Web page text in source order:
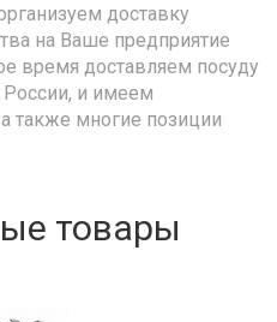
доставку
на Ваше предприятие
время доставляем посуду
и имеем
также многие позиции
товары